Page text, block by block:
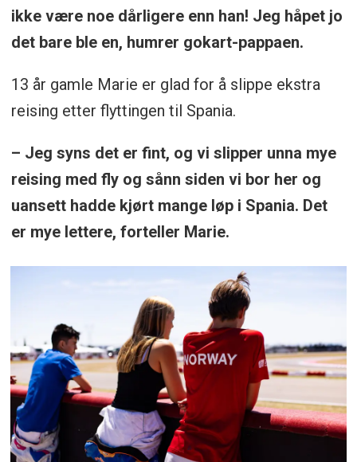
ikke være noe dårligere enn han! Jeg håpet jo
det bare ble en, humrer gokart-pappaen.
13 år gamle Marie er glad for å slippe ekstra
reising etter flyttingen til Spania.
– Jeg syns det er fint, og vi slipper unna mye
reising med fly og sånn siden vi bor her og
uansett hadde kjørt mange løp i Spania. Det
er mye lettere, forteller Marie.